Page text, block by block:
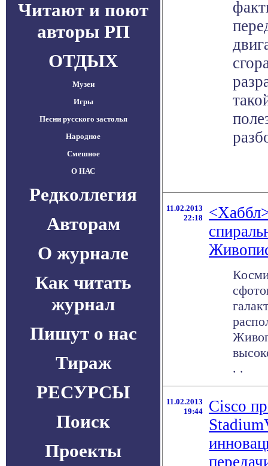
Читают и поют
авторы РП
ОТДЫХ
Музеи
Игры
Песни русского застолья
Народное
Смешное
О НАС
Редколлегия
Авторам
О журнале
Как читать
журнал
Пишут о нас
Тираж
РЕСУРСЫ
Поиск
Проекты
11.02.2013
22:18
. .
11.02.2013
19:44
Cisco